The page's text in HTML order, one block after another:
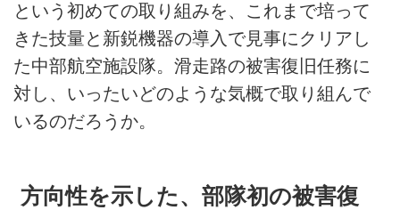
という初めての取り組みを、これまで培って
きた技量と新鋭機器の導入で見事にクリアし
た中部航空施設隊。滑走路の被害復旧任務に
対し、いったいどのような気概で取り組んで
いるのだろうか。
方向性を示した、部隊初の被害復